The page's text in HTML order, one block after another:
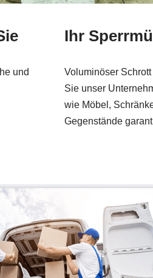
und
Ihr
Voluminöser
Sie unser
wie Möbel,
Gegenstände